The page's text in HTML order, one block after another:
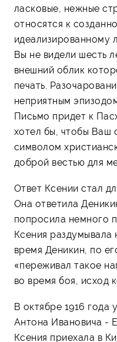
ласковые, нежные
относятся к
идеализированному
Вы не видели шесть
внешний облик
печать.
неприятным
Письмо придет к
хотел бы, чтобы Ваш
символом
доброй вестью для
Ответ Ксении стал
Она ответила
попросила немного
Ксения раздумывала
время Деникин, по
«переживал такое
во время боя, исход
В октябре 1916 года
Антона Ивановича -
Ксения приехала в